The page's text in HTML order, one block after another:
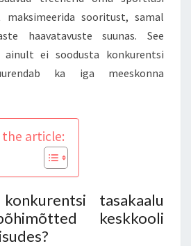
maksimeerida sooritust, samal
haavatavuste suunas. See
ei soodusta konkurentsi
ka iga meeskonna
the article:
tasakaalu
keskkooli